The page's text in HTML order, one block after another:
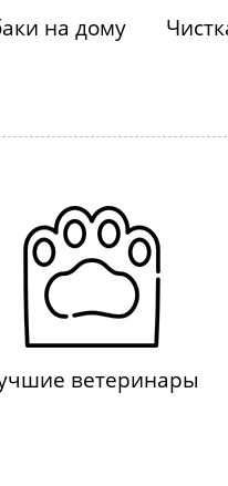
на дому
ветеринары